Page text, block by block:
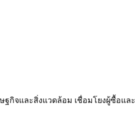
ฐกิจและสิ่งแวดล้อม เชื่อมโยงผู้ซื้อ